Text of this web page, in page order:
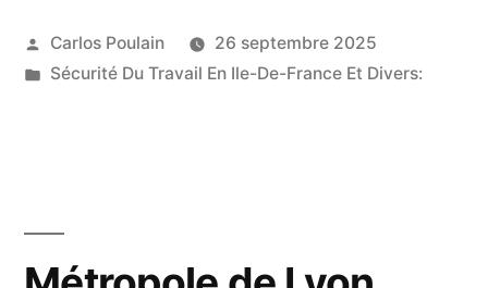
publie
Publié
par
Carlos Poulain
26 septembre 2025
Publié
Sécurité Du Travail En Ile-De-France Et Divers: